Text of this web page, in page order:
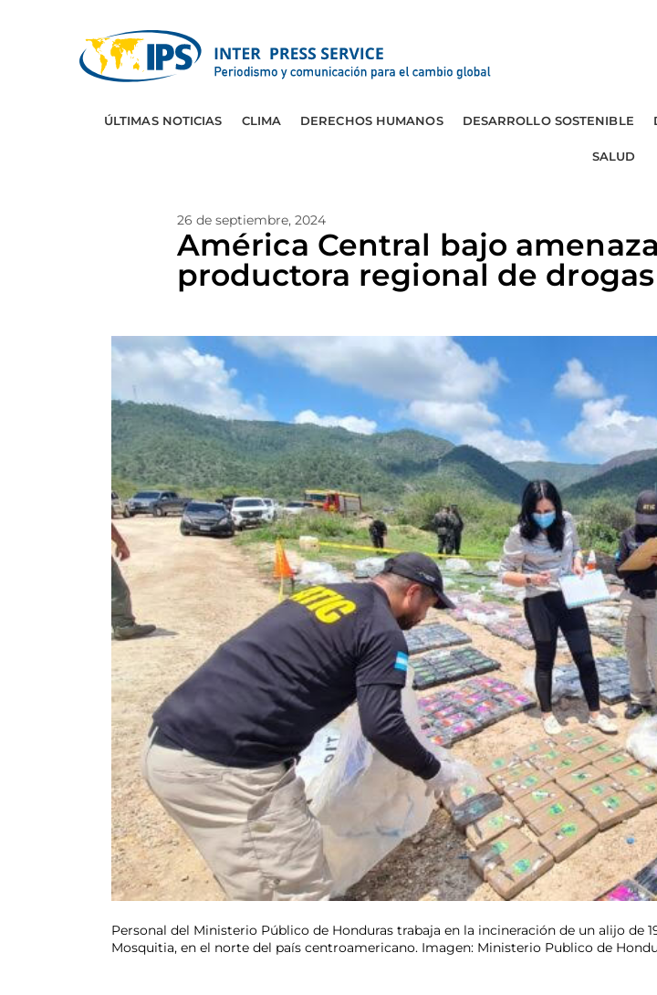
ÚLTIMAS NOTICIAS CLIMA DERECHOS HUMANOS DESARROLLO SOSTENIBLE
SALUD
26 de septiembre, 2024
América Central bajo
productora regional de drogas
Personal del Ministerio Público de Honduras trabaja en la incineración de un alijo de
Mosquitia, en el norte del país centroamericano. Imagen: Ministerio Publico de